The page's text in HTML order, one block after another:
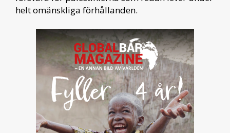
helt omänskliga förhållanden.